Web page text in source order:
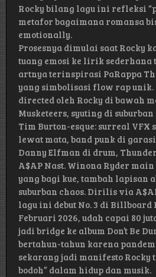
Rocky bilang lagu ini refleksi
metafor bagaimana romansa
emotionally.
Prosesnya dimulai saat Rocky
tuang emosi ke lirik
artnya terinspirasi PaRappa
yang simbolisasi flow rap unik.
directed oleh Rocky di bawah
Musketeers, syuting di
Tim Burton-esque: surreal VFX
lewat mata, band punk di
Danny Elfman di drum,
A$AP Nast. Winona Ryder
yang bagi kue, tambah lapisan
suburban chaos. Dirilis via
lagu ini debut No. 3 di Billboard
Februari 2026, udah capai 80
jadi bridge ke album Don’t Be
bertahun-tahun karena
sekarang jadi manifesto Rocky
bodoh” dalam hidup dan musik.